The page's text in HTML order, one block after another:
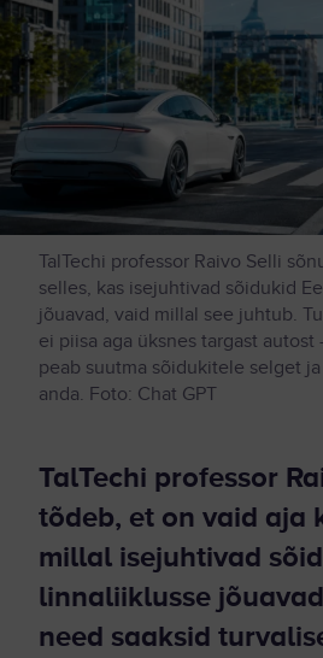
TalTechi professor Raivo Selli
selles, kas isejuhtivad sõidukid
jõuavad, vaid millal see juhtub.
ei piisa aga üksnes targast
peab suutma sõidukitele selget
anda. Foto: Chat GPT
TalTechi professor
tõdeb, et on vaid aja
millal isejuhtivad
linnaliiklusse
need saaksid